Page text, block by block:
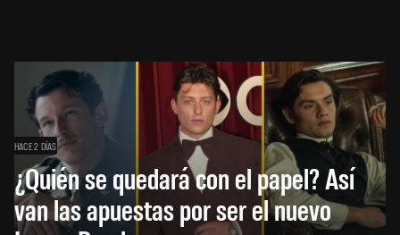
HACE 2 DÍAS
¿Quién se quedará con el papel? Así
van las apuestas por ser el nuevo